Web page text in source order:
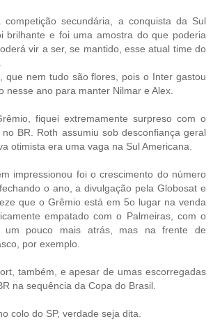
competição secundária, a conquista da Sul
brilhante e foi uma amostra do que poderia
vir a ser, se mantido, esse atual time do
que nem tudo são flores, pois o Inter gastou
nesse ano para manter Nilmar e Alex.
fiquei extremamente surpreso com o
BR. Roth assumiu sob desconfiança geral
otimista era uma vaga na Sul Americana.
impressionou foi o crescimento do número
o ano, a divulgação pela Globosat e
que o Grêmio está em 5o lugar na venda
empatado com o Palmeiras, com o
um pouco mais atrás, mas na frente de
por exemplo.
também, e apesar de umas escorregadas
na sequência da Copa do Brasil.
colo do SP, verdade seja dita.